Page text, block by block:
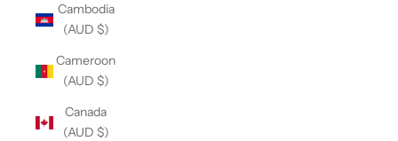
Cambodia
(AUD $)
Cameroon
(AUD $)
Canada
(AUD $)